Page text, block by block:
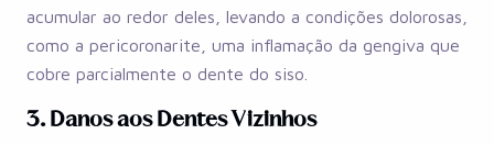
acumular ao redor deles, levando a condições dolorosas,
como a pericoronarite, uma inflamação da gengiva que
cobre parcialmente o dente do siso.
3. Danos aos Dentes Vizinhos